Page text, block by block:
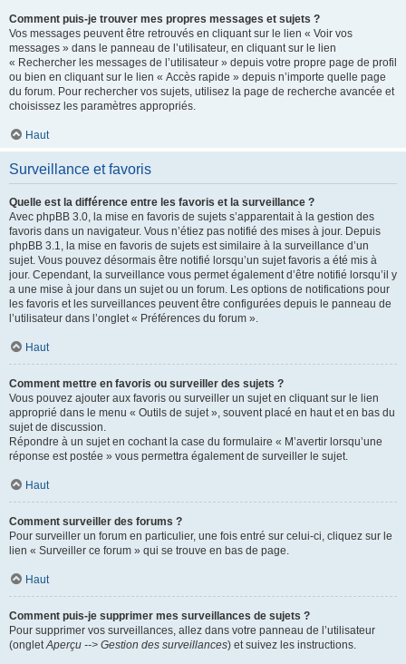
Comment puis-je trouver mes propres messages et sujets ?
Vos messages peuvent être retrouvés en cliquant sur le lien « Voir vos
messages » dans le panneau de l’utilisateur, en cliquant sur le lien
« Rechercher les messages de l’utilisateur » depuis votre propre page de profil
ou bien en cliquant sur le lien « Accès rapide » depuis n’importe quelle page
du forum. Pour rechercher vos sujets, utilisez la page de recherche avancée et
choisissez les paramètres appropriés.
Haut
Surveillance et favoris
Quelle est la différence entre les favoris et la surveillance ?
Avec phpBB 3.0, la mise en favoris de sujets s’apparentait à la gestion des
favoris dans un navigateur. Vous n’étiez pas notifié des mises à jour. Depuis
phpBB 3.1, la mise en favoris de sujets est similaire à la surveillance d’un
sujet. Vous pouvez désormais être notifié lorsqu’un sujet favoris a été mis à
jour. Cependant, la surveillance vous permet également d’être notifié lorsqu’il y
a une mise à jour dans un sujet ou un forum. Les options de notifications pour
les favoris et les surveillances peuvent être configurées depuis le panneau de
l’utilisateur dans l’onglet « Préférences du forum ».
Haut
Comment mettre en favoris ou surveiller des sujets ?
Vous pouvez ajouter aux favoris ou surveiller un sujet en cliquant sur le lien
approprié dans le menu « Outils de sujet », souvent placé en haut et en bas du
sujet de discussion.
Répondre à un sujet en cochant la case du formulaire « M’avertir lorsqu’une
réponse est postée » vous permettra également de surveiller le sujet.
Haut
Comment surveiller des forums ?
Pour surveiller un forum en particulier, une fois entré sur celui-ci, cliquez sur le
lien « Surveiller ce forum » qui se trouve en bas de page.
Haut
Comment puis-je supprimer mes surveillances de sujets ?
Pour supprimer vos surveillances, allez dans votre panneau de l’utilisateur
(ongletAperçu --> Gestion des surveillances) et suivez les instructions.